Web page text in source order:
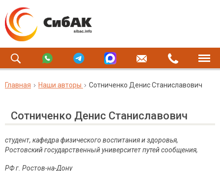
Главная Наши авторы Сотниченко Денис Станиславович
Сотниченко Денис Станиславович
студент, кафедра физического воспитания и здоровья,
Ростовский государственный университет путей сообщения,
РФ г. Ростов-на-Дону